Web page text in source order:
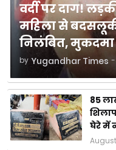
वर्दी पर दाग!
महिला से
निलंबित, मुकदमा
by Yugandhar Times -
85
घेरे में